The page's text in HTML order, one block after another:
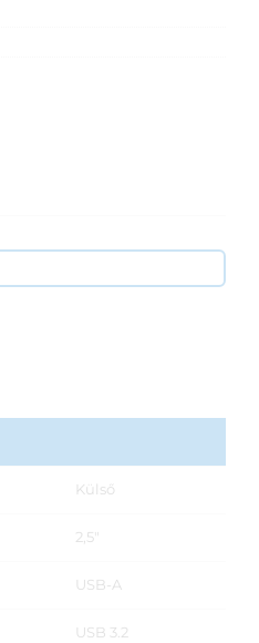
Külső
2,5"
USB-A
USB 3.2